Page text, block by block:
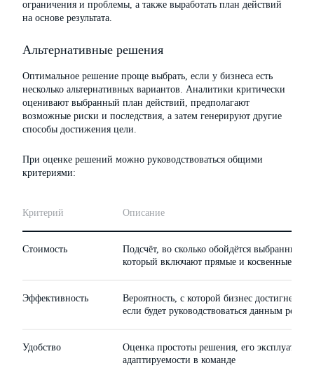
ограничения и проблемы, а также выработать план действий
на основе результата.
Альтернативные решения
Оптимальное решение проще выбрать, если у бизнеса есть
несколько альтернативных вариантов. Аналитики критически
оценивают выбранный план действий, предполагают
возможные риски и последствия, а затем генерируют другие
способы достижения цели.
При оценке решений можно руководствоваться общими
критериями:
Критерий Описание
Стоимость
Подсчёт, во сколько обойдётся выбранный
который включают прямые и косвенные
Эффективность
Вероятность, с которой бизнес достигнет
если будет руководствоваться данным
Удобство
Оценка простоты решения, его
адаптируемости в команде